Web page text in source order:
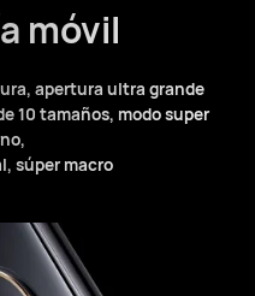
móvil
apertura ultra grande
10 tamaños, modo super
súper macro